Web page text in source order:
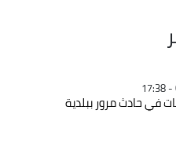
في حادث مرور ببلدية